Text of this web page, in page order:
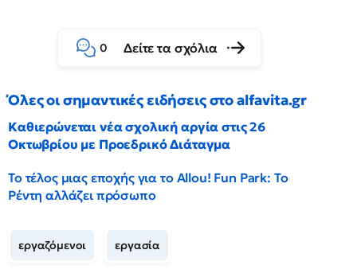
0 Δείτε τα σχόλια
Όλες οι σημαντικές ειδήσεις στο alfavita.gr
Καθιερώνεται νέα σχολική αργία στις 26
Οκτωβρίου με Προεδρικό Διάταγμα
Το τέλος μιας εποχής για το Allou! Fun Park: Το
Ρέντη αλλάζει πρόσωπο
εργαζόμενοι εργασία